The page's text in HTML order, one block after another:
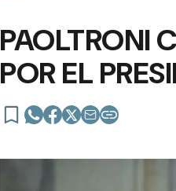
PAOLTRONI
POR EL